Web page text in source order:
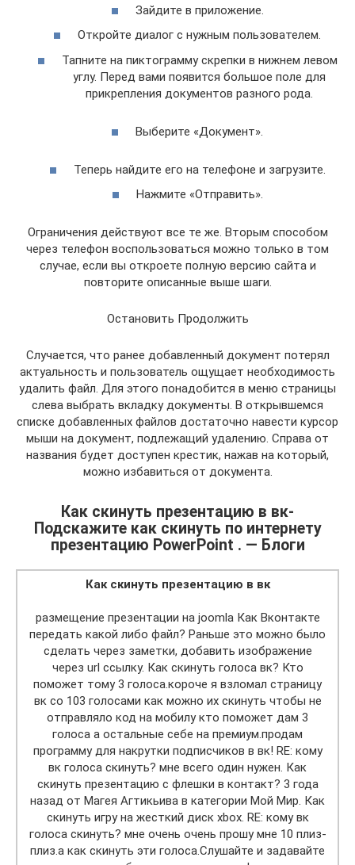
Зайдите в приложение.
Откройте диалог с нужным пользователем.
Тапните на пиктограмму скрепки в нижнем левом
углу. Перед вами появится большое поле для
прикрепления документов разного рода.
Выберите «Документ».
Теперь найдите его на телефоне и загрузите.
Нажмите «Отправить».
Ограничения действуют все те же. Вторым способом
через телефон воспользоваться можно только в том
случае, если вы откроете полную версию сайта и
повторите описанные выше шаги.
Остановить Продолжить
Случается, что ранее добавленный документ потерял
актуальность и пользователь ощущает необходимость
удалить файл. Для этого понадобится в меню страницы
слева выбрать вкладку документы. В открывшемся
списке добавленных файлов достаточно навести курсор
мыши на документ, подлежащий удалению. Справа от
названия будет доступен крестик, нажав на который,
можно избавиться от документа.
Как скинуть презентацию в вк-
Подскажите как скинуть по интернету
презентацию PowerPoint . — Блоги
Как скинуть презентацию в вк
размещение презентации на joomla Как Вконтакте
передать какой либо файл? Раньше это можно было
сделать через заметки, добавить изображение
через url ссылку. Как скинуть голоса вк? Кто
поможет тому 3 голоса.короче я взломал страницу
вк со 103 голосами как можно их скинуть чтобы не
отправляло код на мобилу кто поможет дам 3
голоса а остальные себе на премиум.продам
программу для накрутки подписчиков в вк! RE: кому
вк голоса скинуть? мне всего один нужен. Как
скинуть презентацию с флешки в контакт? 3 года
назад от Магея Агтикьива в категории Мой Мир. Как
скинуть игру на жесткий диск xbox. RE: кому вк
голоса скинуть? мне очень очень прошу мне 10 плиз-
плиз.а как скинуть эти голоса.Слушайте и задавайте